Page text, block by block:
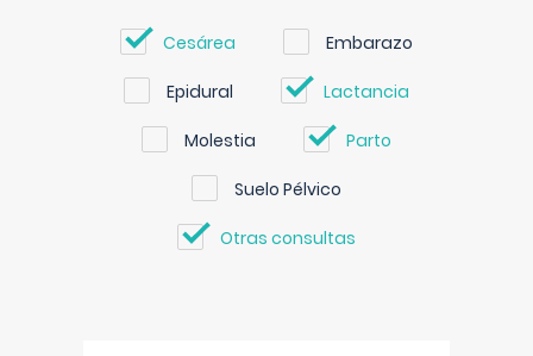
Cesárea Embarazo
Epidural Lactancia
Molestia Parto
Suelo Pélvico
Otras consultas